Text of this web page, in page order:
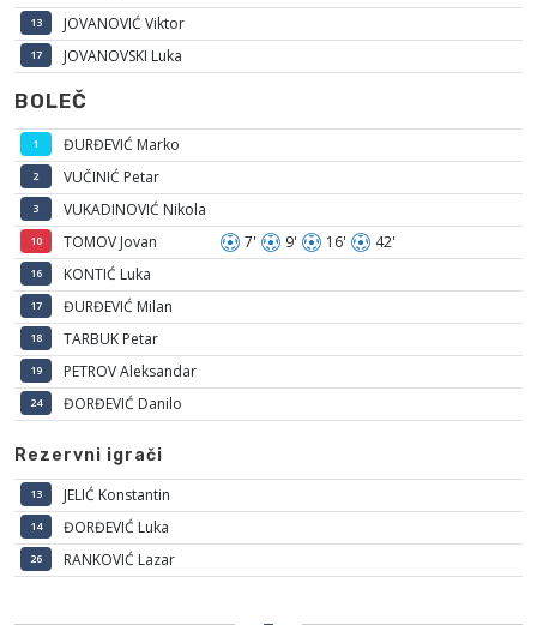
13 JOVANOVIĆ Viktor
17 JOVANOVSKI Luka
BOLEČ
1 ĐURĐEVIĆ Marko
2 VUČINIĆ Petar
3 VUKADINOVIĆ Nikola
10 TOMOV Jovan 7' 9' 16' 42'
16 KONTIĆ Luka
17 ĐURĐEVIĆ Milan
18 TARBUK Petar
19 PETROV Aleksandar
24 ĐORĐEVIĆ Danilo
Rezervni igrači
13 JELIĆ Konstantin
14 ĐORĐEVIĆ Luka
26 RANKOVIĆ Lazar